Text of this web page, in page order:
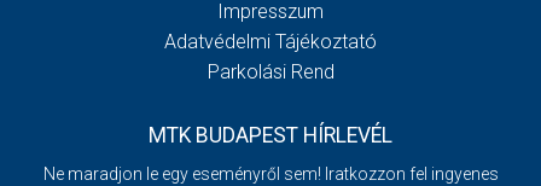
Impresszum
Adatvédelmi Tájékoztató
Parkolási Rend
MTK BUDAPEST HÍRLEVÉL
Ne maradjon le egy eseményről sem! Iratkozzon fel ingyenes